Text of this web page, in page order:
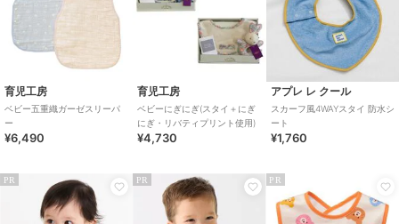
育児工房
ベビー五重織ガーゼスリーパ
ー
¥6,490
育児工房
ベビーにぎにぎ(スタイ＋にぎ
にぎ・リバティプリント使用)
¥4,730
アプレ レ クール
スカーフ風4WAYスタイ 防水シ
ート
¥1,760
PR PR PR